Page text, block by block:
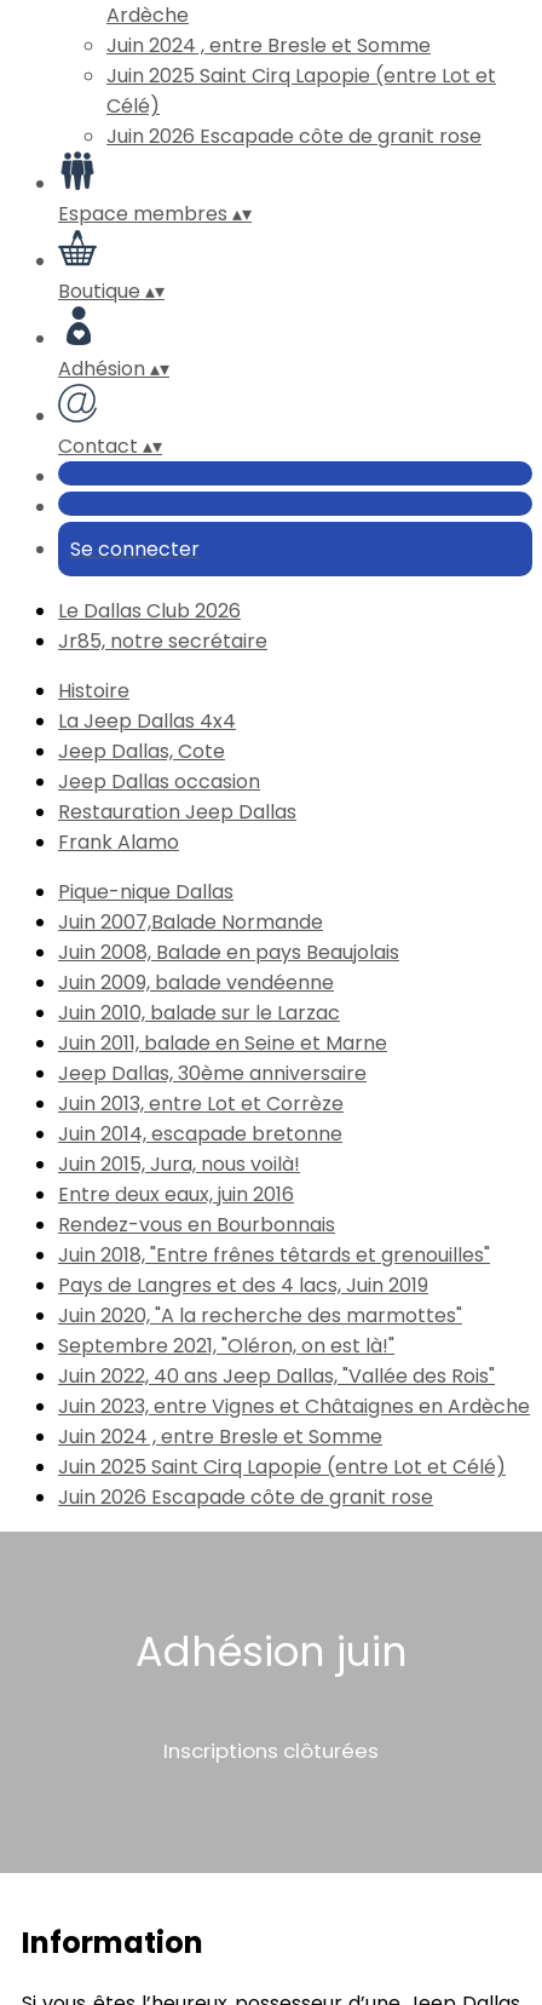
Ardèche
Juin 2024 , entre Bresle et Somme
Juin 2025 Saint Cirq Lapopie (entre Lot et
Célé)
Juin 2026 Escapade côte de granit rose
Espace membres ▴▾
Boutique ▴▾
Adhésion▴▾
Contact ▴▾
Se connecter
Le Dallas Club 2026
Jr85, notre secrétaire
Histoire
La Jeep Dallas 4x4
Jeep Dallas, Cote
Jeep Dallas occasion
Restauration Jeep Dallas
Frank Alamo
Pique-nique Dallas
Juin 2007,Balade Normande
Juin 2008, Balade en pays Beaujolais
Juin 2009, balade vendéenne
Juin 2010, balade sur le Larzac
Juin 2011, balade en Seine et Marne
Jeep Dallas, 30ème anniversaire
Juin 2013, entre Lot et Corrèze
Juin 2014, escapade bretonne
Juin 2015, Jura, nous voilà!
Entre deux eaux, juin 2016
Rendez-vous en Bourbonnais
Juin 2018, "Entre frênes têtards et grenouilles"
Pays de Langres et des 4 lacs, Juin 2019
Juin 2020, "A la recherche des marmottes"
Septembre 2021, "Oléron, on est là!"
Juin 2022, 40 ans Jeep Dallas, "Vallée des Rois"
Juin 2023, entre Vignes et Châtaignes en Ardèche
Juin 2024 , entre Bresle et Somme
Juin 2025 Saint Cirq Lapopie (entre Lot et Célé)
Juin 2026 Escapade côte de granit rose
Adhésion juin
Inscriptions clôturées
Information